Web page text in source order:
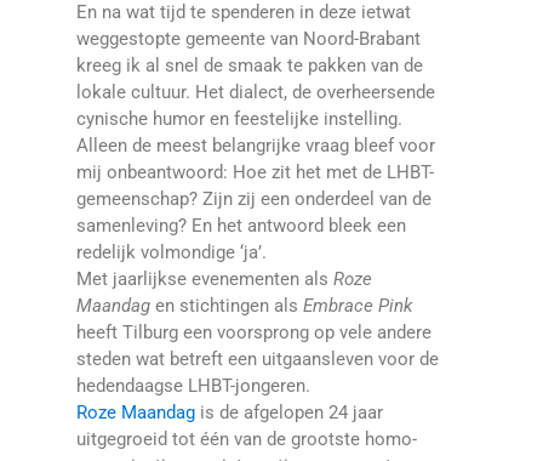
En na wat tijd te spenderen in deze ietwat
weggestopte gemeente van Noord-Brabant
kreeg ik al snel de smaak te pakken van de
lokale cultuur. Het dialect, de overheersende
cynische humor en feestelijke instelling.
Alleen de meest belangrijke vraag bleef voor
mij onbeantwoord: Hoe zit het met de LHBT-
gemeenschap? Zijn zij een onderdeel van de
samenleving? En het antwoord bleek een
redelijk volmondige ‘ja’.
Met jaarlijkse evenementen als Roze
Maandagen stichtingen als Embrace Pink
heeft Tilburg een voorsprong op vele andere
steden wat betreft een uitgaansleven voor de
hedendaagse LHBT-jongeren.
Roze Maandagis de afgelopen 24 jaar
uitgegroeid tot één van de grootste homo-